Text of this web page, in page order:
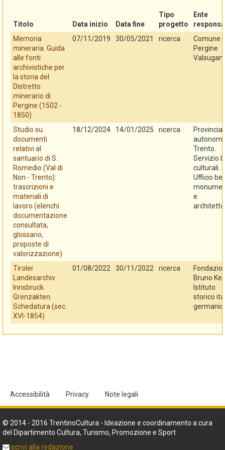
Titolo Data inizio Data fine
Tipo
progetto
Ente
Memoria
mineraria. Guida
alle fonti
archivistiche per
la storia del
Distretto
minerario di
Pergine (1502 -
1850)
07/11/2019 30/05/2021 ricerca
Comune
Pergine
Studio su
documenti
relativi al
santuario di S.
Romedio (Val di
Non - Trento):
trascrizioni e
materiali di
lavoro (elenchi
documentazione
consultata,
glossario,
proposte di
valorizzazione)
18/12/2024 14/01/2025 ricerca
Provincia
Trento.
Servizio
culturali.
Ufficio
e
Tiroler
Landesarchiv
Innsbruck.
Grenzakten.
Schedatura (sec.
XVI-1854)
01/08/2022 30/11/2022 ricerca
Bruno
Istituto
storico
Accessibilità Privacy Note legali
© 2014 - 2016 TrentinoCultura - Ideazione e coordinamento a cura
del Dipartimento Cultura, Turismo, Promozione e Sport
scrivi alla redazione